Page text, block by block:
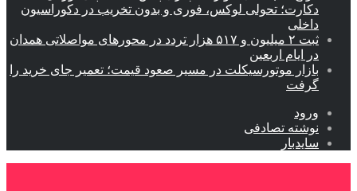
دکارت؛ تحولی لوکس، فوری و بدون تخریب در دکوراسیون
داخلی
ثبت ۲ میلیون و ۵۱۷ هزار تردد در محورهای مواصلاتی همدان
در ایام اربعین
بازار موتورسیکلت در مسیر صعود قیمت؛ تعمیر جای خرید را
گرفت
ورود
نوشته تصادفی
سایدبار